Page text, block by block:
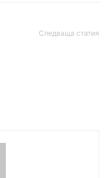
Следваща статия